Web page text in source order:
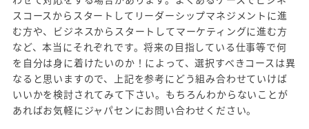
スコースからスタートしてリーダーシップマネジメントに進
む方や、ビジネスからスタートしてマーケティングに進む方
など、本当にそれぞれです。将来の目指している仕事等で何
を自分は身に着けたいのか！によって、選択すべきコースは異
なると思いますので、上記を参考にどう組み合わせていけば
いいかを検討されてみて下さい。もちろんわからないことが
あればお気軽にジャパセンにお問い合わせください。